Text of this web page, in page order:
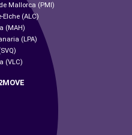
Mallorca (PMI)
(ALC)
(MAH)
(LPA)
(VLC)